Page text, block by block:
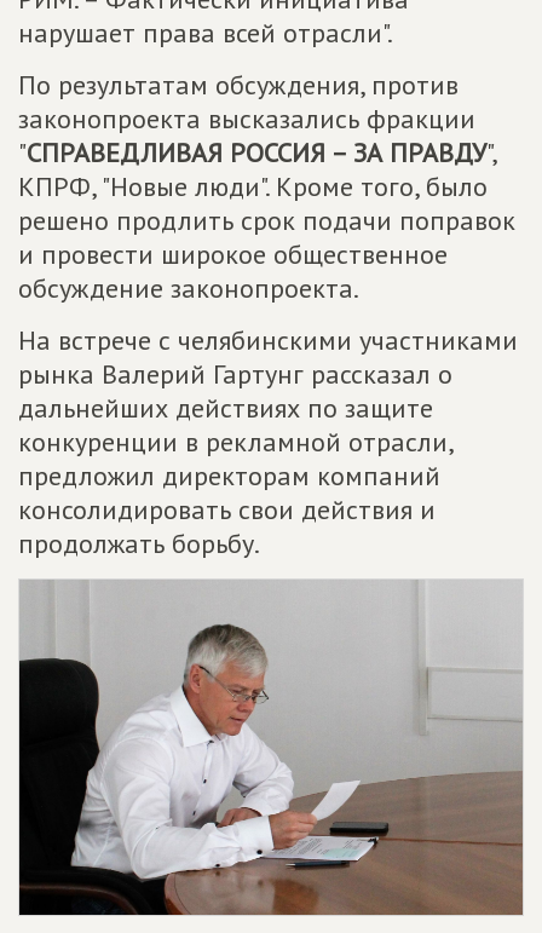
нарушает права всей отрасли".
По результатам обсуждения, против
законопроекта высказались фракции
"СПРАВЕДЛИВАЯ РОССИЯ – ЗА ПРАВДУ",
КПРФ, "Новые люди". Кроме того, было
решено продлить срок подачи поправок
и провести широкое общественное
обсуждение законопроекта.
На встрече с челябинскими участниками
рынка Валерий Гартунг рассказал о
дальнейших действиях по защите
конкуренции в рекламной отрасли,
предложил директорам компаний
консолидировать свои действия и
продолжать борьбу.